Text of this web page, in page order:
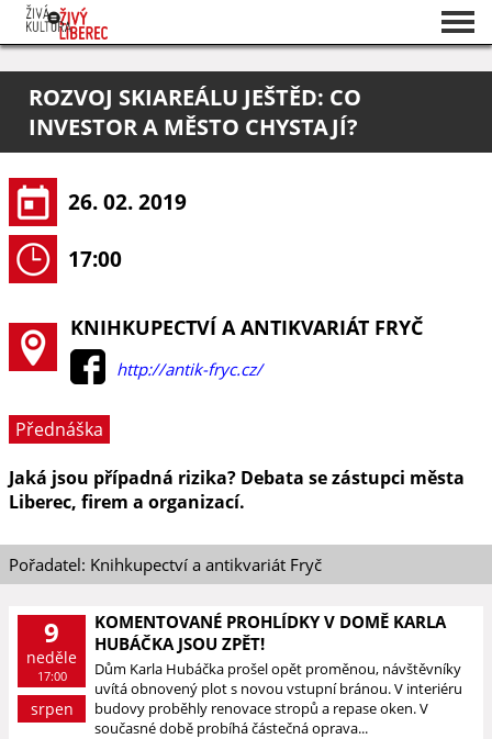
O projektu
Pořadatelé
ROZVOJ SKIAREÁLU JEŠTĚD: CO
INVESTOR A MĚSTO CHYSTAJÍ?
26. 02. 2019
17:00
KNIHKUPECTVÍ A ANTIKVARIÁT FRYČ
http://antik-fryc.cz/
Přednáška
Jaká jsou případná rizika? Debata se zástupci města
Liberec, firem a organizací.
Pořadatel: Knihkupectví a antikvariát Fryč
9
neděle
17:00
srpen
KOMENTOVANÉ PROHLÍDKY V DOMĚ KARLA
HUBÁČKA JSOU ZPĚT!
Dům Karla Hubáčka prošel opět proměnou, návštěvníky
uvítá obnovený plot s novou vstupní bránou. V interiéru
budovy proběhly renovace stropů a repase oken. V
současné době probíhá částečná oprava...